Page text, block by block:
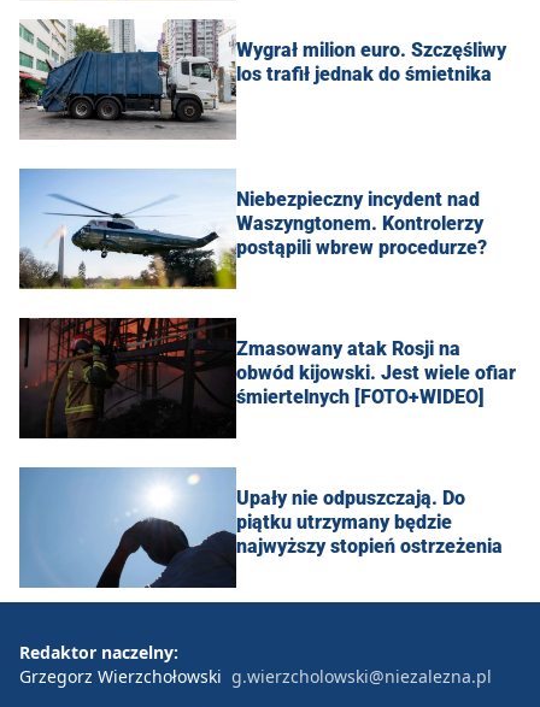
Wygrał milion euro. Szczęśliwy
los trafił jednak do śmietnika
Niebezpieczny incydent nad
Waszyngtonem. Kontrolerzy
postąpili wbrew procedurze?
Zmasowany atak Rosji na
obwód kijowski. Jest wiele ofiar
śmiertelnych [FOTO+WIDEO]
Upały nie odpuszczają. Do
piątku utrzymany będzie
najwyższy stopień ostrzeżenia
Redaktor naczelny:
Grzegorz Wierzchołowski g.wierzcholowski@niezalezna.pl